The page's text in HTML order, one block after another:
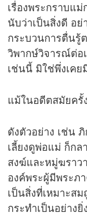
เรื่องพระกราบแ
นับว่าเป็นสิ่งดี อ
กระบวนการตื่นรู้
วิพากษ์วิจารณ์ต่อ
เช่นนี้ มิใช่พึ่งเค
แม้ในอดีตสมัยครั้
ดังตัวอย่าง เช่น
เลี้ยงดูพ่อแม่ ก็ก
สงฆ์และหมู่ฆราว
องค์พระผู้มีพระภ
เป็นสิ่งที่เหมาะส
กระทำเป็นอย่างยิ่